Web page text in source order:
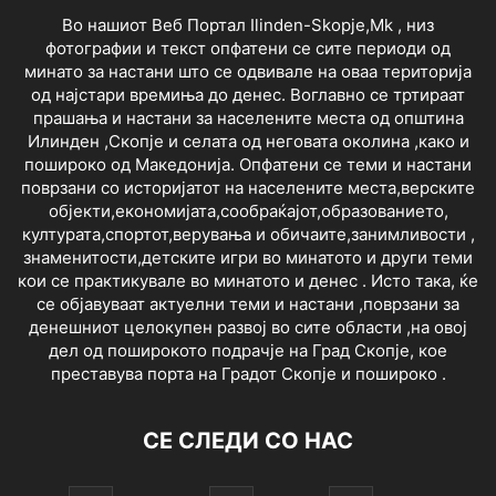
Во нашиот Веб Портал Ilinden-Skopje,Mk , низ
фотографии и текст опфатени се сите периоди од
минато за настани што се одвивале на оваа територија
од најстари времиња до денес. Воглавно се тртираат
прашања и настани за населените места од општина
Илинден ,Скопје и селата од неговата околина ,како и
пошироко од Македонија. Опфатени се теми и настани
поврзани со историјатот на населените места,верските
објекти,економијата,сообраќајот,образованието,
културата,спортот,верувања и обичаите,занимливости ,
знаменитости,детските игри во минатото и други теми
кои се практикувале во минатото и денес . Исто така, ќе
се објавуваат актуелни теми и настани ,поврзани за
денешниот целокупен развој во сите области ,на овој
дел од поширокото подрачје на Град Скопје, кое
преставува порта на Градот Скопје и пошироко .
СЕ СЛЕДИ СО НАС